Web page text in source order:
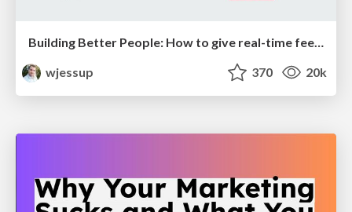
Building Better People: How to give real-time feedback that sticks.
wjessup
370 20k